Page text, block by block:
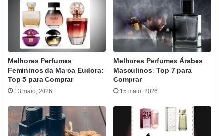
Melhores Perfumes
Femininos da Marca Eudora:
Top 5 para Comprar
13 maio, 2026
Melhores Perfumes Árabes
Masculinos: Top 7 para
Comprar
15 maio, 2026